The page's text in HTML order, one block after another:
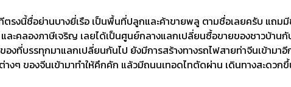
รงนี้ชื่อย่านบางยี่เรือ เป็นพื้นที่ปลูกและค้าขายพลู ตามชื่อเลยครับ แถ
ะคลองภาษีเจริญ เลยได้เป็นศูนย์กลางแลกเปลี่ยนซื้อขายของชาวบ้าน
ที่บรรทุกมาแลกเปลี่ยนกันไป ยังมีการสร้างทางรถไฟสายท่าจีนเข้ามาอี
ๆ ของจีนเข้ามาทำให้คึกคัก แล้วมีถนนเทอดไทตัดผ่าน เดินทางสะดวก